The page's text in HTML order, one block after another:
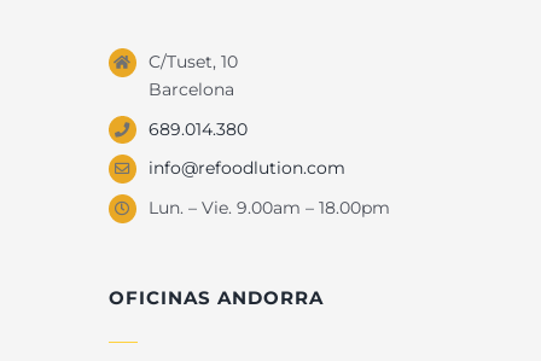
C/Tuset, 10
Barcelona
689.014.380
info@refoodlution.com
Lun. – Vie. 9.00am – 18.00pm
OFICINAS ANDORRA